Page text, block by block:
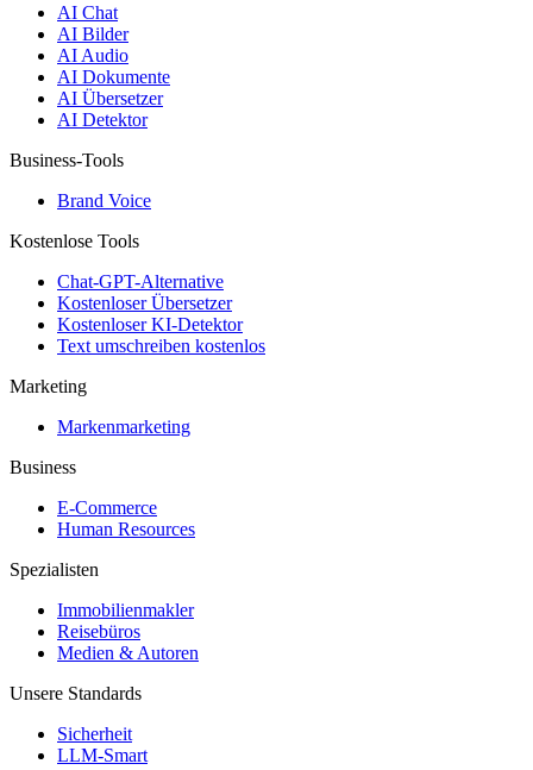
AI Chat
AI Bilder
AI Audio
AI Dokumente
AI Übersetzer
AI Detektor
Business-Tools
Brand Voice
Kostenlose Tools
Chat-GPT-Alternative
Kostenloser Übersetzer
Kostenloser KI-Detektor
Text umschreiben kostenlos
Marketing
Markenmarketing
Business
E-Commerce
Human Resources
Spezialisten
Immobilienmakler
Reisebüros
Medien & Autoren
Unsere Standards
Sicherheit
LLM-Smart